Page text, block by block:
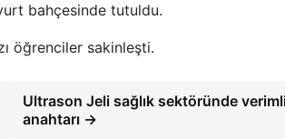
bahçesinde tutuldu.
öğrenciler sakinleşti.
Ultrason Jeli sağlık sektöründe
anahtarı →